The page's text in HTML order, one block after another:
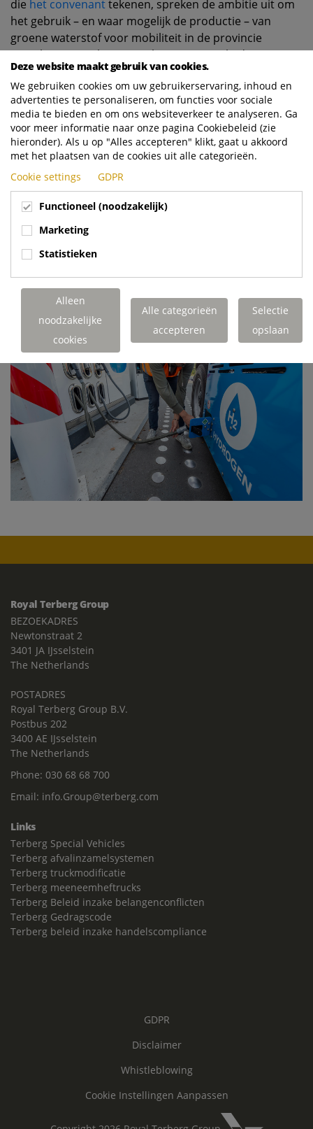
die het convenanttekenen, spreken de ambitie uit om
het gebruik – en waar mogelijk de productie – van
groene waterstof voor mobiliteit in de provincie
Utrecht te stimuleren. Dat komt neer op bijdragen aan
de realisatie een aantal concrete doelen voor 2025 van
de provincie:
5-10 waterstoftankstations
300 vrachtwagens, andere zware voertuigen en
werktuigen op waterstof
1500 lichtere voertuigen (zoals personenauto’s en
bestelbussen) op waterstof
1-2 vaartuigen op waterstof
2-5 (touring)bussen op waterstof
Royal Terberg Group
BEZOEKADRES
Newtonstraat 2
3401 JA IJsselstein
The Netherlands
POSTADRES
Royal Terberg Group B.V.
Postbus 202
3400 AE IJsselstein
The Netherlands
Phone: 030 68 68 700
Email: info.Group@terberg.com
Links
Terberg Special Vehicles
Terberg afvalinzamelsystemen
Terberg truckmodificatie
Terberg meeneemheftrucks
Terberg Beleid inzake belangenconflicten
Terberg Gedragscode
Terberg beleid inzake handelscompliance
GDPR
Disclaimer
Whistleblowing
Cookie Instellingen Aanpassen
Deze website maakt gebruik van cookies.
We gebruiken cookies om uw gebruikerservaring, inhoud en
advertenties te personaliseren, om functies voor sociale
media te bieden en om ons websiteverkeer te analyseren. Ga
voor meer informatie naar onze pagina Cookiebeleid (zie
hieronder). Als u op "Alles accepteren" klikt, gaat u akkoord
met het plaatsen van de cookies uit alle categorieën.
Cookie settings
GDPR
Functioneel (noodzakelijk)
Marketing
Statistieken
Alleen
noodzakelijke
cookies
Alle categorieën
accepteren
Selectie
opslaan